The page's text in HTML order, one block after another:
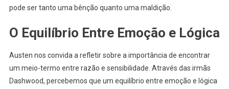
pode ser tanto uma bênção quanto uma maldição.
O Equilíbrio Entre Emoção e Lógica
Austen nos convida a refletir sobre a importância de encontrar
um meio-termo entre razão e sensibilidade. Através das irmãs
Dashwood, percebemos que um equilíbrio entre emoção e lógica